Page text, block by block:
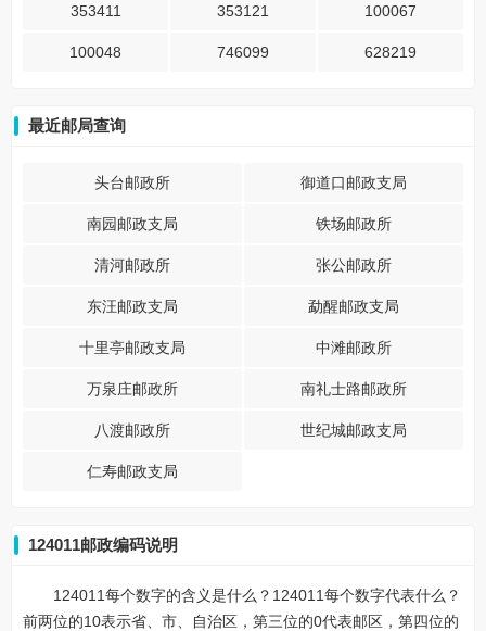
353411 353121 100067
100048 746099 628219
最近邮局查询
头台邮政所 御道口邮政支局
南园邮政支局 铁场邮政所
清河邮政所 张公邮政所
东汪邮政支局 勐醒邮政支局
十里亭邮政支局 中滩邮政所
万泉庄邮政所 南礼士路邮政所
八渡邮政所 世纪城邮政支局
仁寿邮政支局
124011邮政编码说明
124011每个数字的含义是什么？124011每个数字代表什么？
前两位的10表示省、市、自治区，第三位的0代表邮区，第四位的